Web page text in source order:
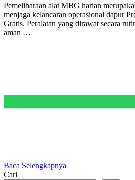
Pemeliharaan alat MBG harian
menjaga kelancaran operasional dapur
Gratis. Peralatan yang dirawat secara
aman …
Baca Selengkapnya
Cari